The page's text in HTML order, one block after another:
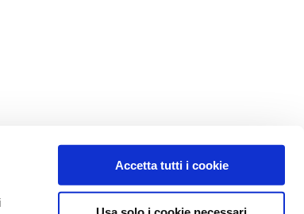
Accetta tutti i cookie